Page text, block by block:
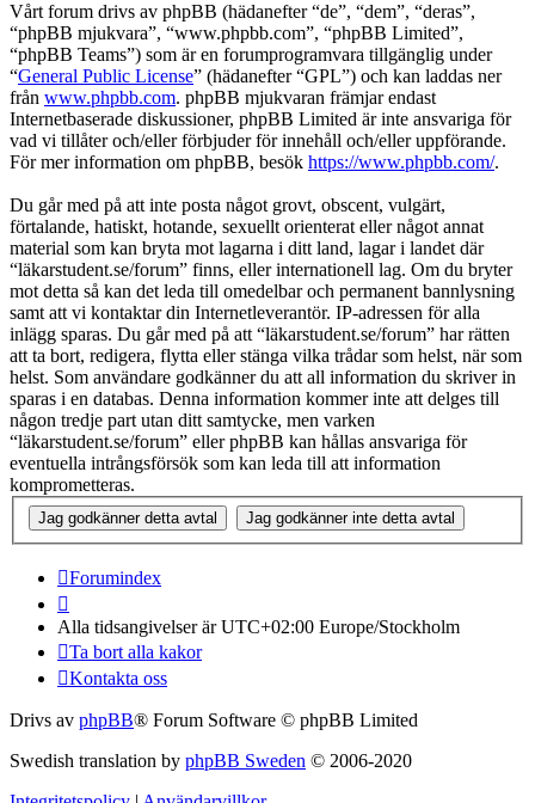
Vårt forum drivs av phpBB (hädanefter “de”, “dem”, “deras”,
“phpBB mjukvara”, “www.phpbb.com”, “phpBB Limited”,
“phpBB Teams”) som är en forumprogramvara tillgänglig under
“General Public License” (hädanefter “GPL”) och kan laddas ner
från www.phpbb.com. phpBB mjukvaran främjar endast
Internetbaserade diskussioner, phpBB Limited är inte ansvariga för
vad vi tillåter och/eller förbjuder för innehåll och/eller uppförande.
För mer information om phpBB, besök https://www.phpbb.com/.
Du går med på att inte posta något grovt, obscent, vulgärt,
förtalande, hatiskt, hotande, sexuellt orienterat eller något annat
material som kan bryta mot lagarna i ditt land, lagar i landet där
“läkarstudent.se/forum” finns, eller internationell lag. Om du bryter
mot detta så kan det leda till omedelbar och permanent bannlysning
samt att vi kontaktar din Internetleverantör. IP-adressen för alla
inlägg sparas. Du går med på att “läkarstudent.se/forum” har rätten
att ta bort, redigera, flytta eller stänga vilka trådar som helst, när som
helst. Som användare godkänner du att all information du skriver in
sparas i en databas. Denna information kommer inte att delges till
någon tredje part utan ditt samtycke, men varken
“läkarstudent.se/forum” eller phpBB kan hållas ansvariga för
eventuella intrångsförsök som kan leda till att information
komprometteras.
Forumindex
Alla tidsangivelser är UTC+02:00 Europe/Stockholm
Ta bort alla kakor
Kontakta oss
Drivs av phpBB® Forum Software © phpBB Limited
Swedish translation by phpBB Sweden © 2006-2020